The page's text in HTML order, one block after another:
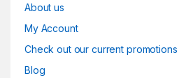
About us
My Account
Check out our current promotions
Blog